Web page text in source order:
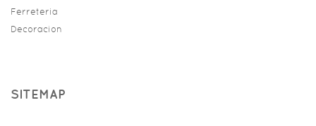
Ferreteria
Decoracion
SITEMAP